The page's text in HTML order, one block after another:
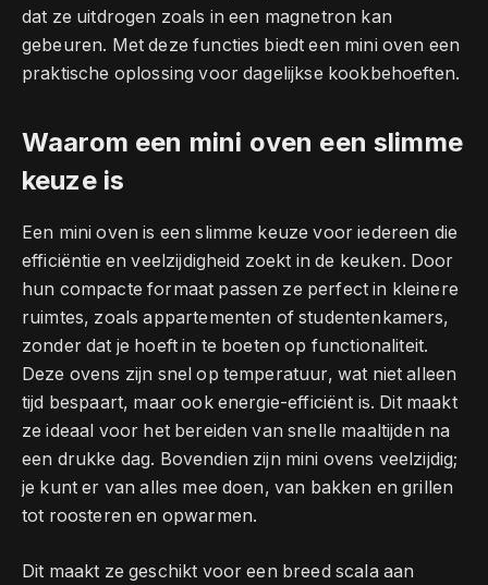
dat ze uitdrogen zoals in een magnetron kan
gebeuren. Met deze functies biedt een mini oven een
praktische oplossing voor dagelijkse kookbehoeften.
Waarom een mini oven een slimme
keuze is
Een mini oven is een slimme keuze voor iedereen die
efficiëntie en veelzijdigheid zoekt in de keuken. Door
hun compacte formaat passen ze perfect in kleinere
ruimtes, zoals appartementen of studentenkamers,
zonder dat je hoeft in te boeten op functionaliteit.
Deze ovens zijn snel op temperatuur, wat niet alleen
tijd bespaart, maar ook energie-efficiënt is. Dit maakt
ze ideaal voor het bereiden van snelle maaltijden na
een drukke dag. Bovendien zijn mini ovens veelzijdig;
je kunt er van alles mee doen, van bakken en grillen
tot roosteren en opwarmen.
Dit maakt ze geschikt voor een breed scala aan